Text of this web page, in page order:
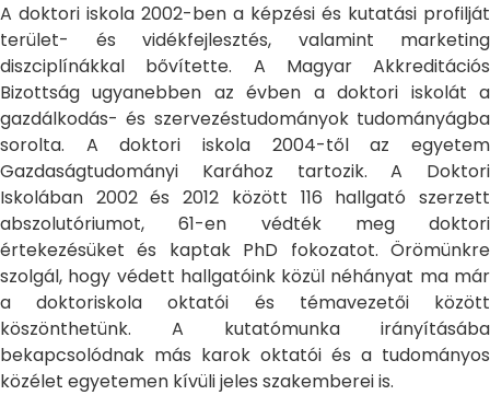
A doktori iskola 2002-ben a képzési és kutatási profilját
terület- és vidékfejlesztés, valamint marketing
diszciplínákkal bővítette. A Magyar Akkreditációs
Bizottság ugyanebben az évben a doktori iskolát a
gazdálkodás- és szervezéstudományok tudományágba
sorolta. A doktori iskola 2004-től az egyetem
Gazdaságtudományi Karához tartozik. A Doktori
Iskolában 2002 és 2012 között 116 hallgató szerzett
abszolutóriumot, 61-en védték meg doktori
értekezésüket és kaptak PhD fokozatot. Örömünkre
szolgál, hogy védett hallgatóink közül néhányat ma már
a doktoriskola oktatói és témavezetői között
köszönthetünk. A kutatómunka irányításába
bekapcsolódnak más karok oktatói és a tudományos
közélet egyetemen kívüli jeles szakemberei is.